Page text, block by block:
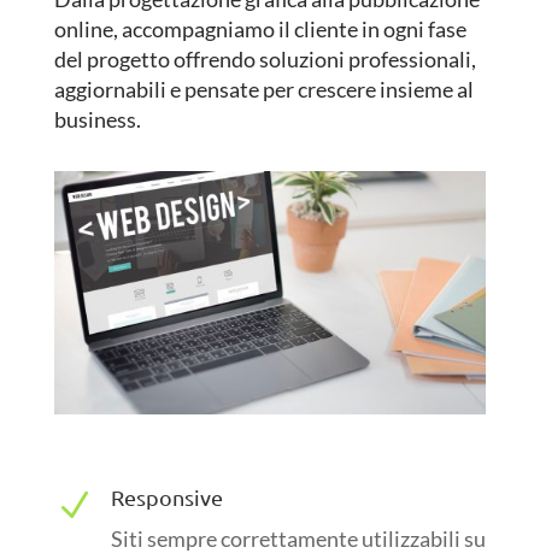
online, accompagniamo il cliente in ogni fase
del progetto offrendo soluzioni professionali,
aggiornabili e pensate per crescere insieme al
business.
N Responsive
Siti sempre correttamente utilizzabili su